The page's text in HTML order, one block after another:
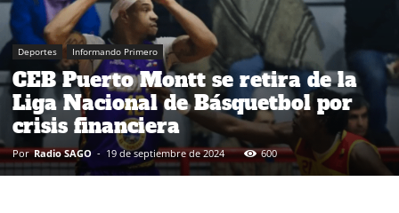
Deportes Informando Primero
CEB Puerto Montt se retira de la
Liga Nacional de Básquetbol por
crisis financiera
Por Radio SAGO - 19 de septiembre de 2024 600